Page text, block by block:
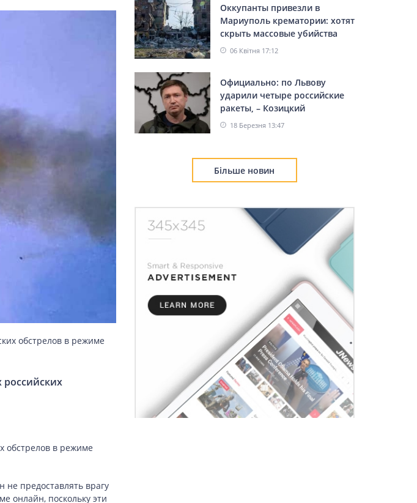
обстрелов в режиме
обстрелов в режиме
предоставлять врагу
онлайн, поскольку эти
Оккупанты привезли в
Мариуполь крематории: хотят
скрыть массовые убийства
06 Квітня 17:12
Официально: по Львову
ударили четыре российские
ракеты, – Козицкий
18 Березня 13:47
Більше новин